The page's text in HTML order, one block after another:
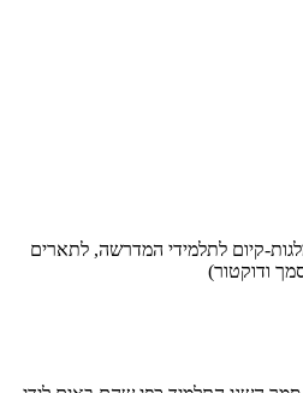
קיום לתלמידי המדרשה, לתארים
ודוקטור)